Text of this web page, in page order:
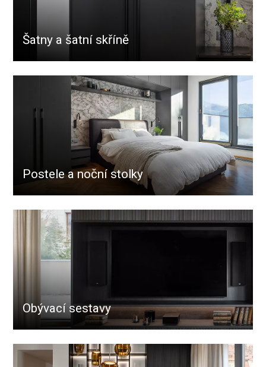
Šatny a šatní skříně
Postele a noční stolky
Obývací sestavy